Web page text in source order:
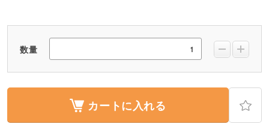
数量
カートに入れる